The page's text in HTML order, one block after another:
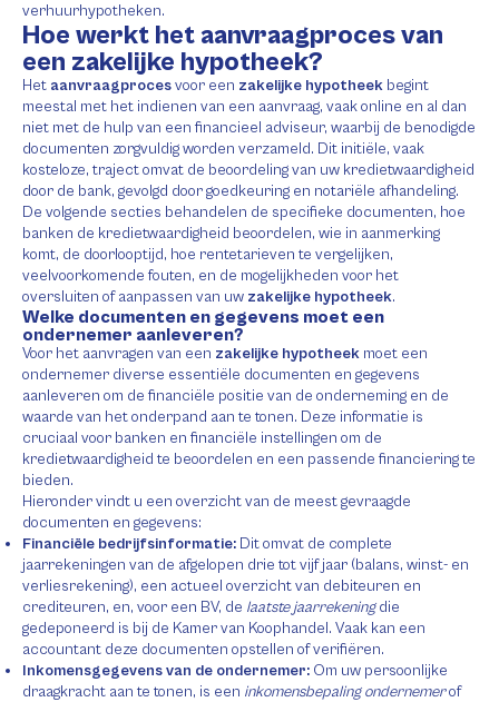
verhuurhypotheken.
Hoe werkt het aanvraagproces van
een zakelijke hypotheek?
Het aanvraagprocesvoor een zakelijke hypotheek begint
meestal met het indienen van een aanvraag, vaak online en al dan
niet met de hulp van een financieel adviseur, waarbij de benodigde
documenten zorgvuldig worden verzameld. Dit initiële, vaak
kosteloze, traject omvat de beoordeling van uw kredietwaardigheid
door de bank, gevolgd door goedkeuring en notariële afhandeling.
De volgende secties behandelen de specifieke documenten, hoe
banken de kredietwaardigheid beoordelen, wie in aanmerking
komt, de doorlooptijd, hoe rentetarieven te vergelijken,
veelvoorkomende fouten, en de mogelijkheden voor het
oversluiten of aanpassen van uw zakelijke hypotheek.
Welke documenten en gegevens moet een
ondernemer aanleveren?
Voor het aanvragen van een zakelijke hypotheek moet een
ondernemer diverse essentiële documenten en gegevens
aanleveren om de financiële positie van de onderneming en de
waarde van het onderpand aan te tonen. Deze informatie is
cruciaal voor banken en financiële instellingen om de
kredietwaardigheid te beoordelen en een passende financiering te
bieden.
Hieronder vindt u een overzicht van de meest gevraagde
documenten en gegevens:
Financiële bedrijfsinformatie: Dit omvat de complete
jaarrekeningen van de afgelopen drie tot vijf jaar (balans, winst- en
verliesrekening), een actueel overzicht van debiteuren en
crediteuren, en, voor een BV, de laatste jaarrekeningdie
gedeponeerd is bij de Kamer van Koophandel. Vaak kan een
accountant deze documenten opstellen of verifiëren.
Inkomensgegevens van de ondernemer: Om uw persoonlijke
draagkracht aan te tonen, is een inkomensbepaling ondernemerof